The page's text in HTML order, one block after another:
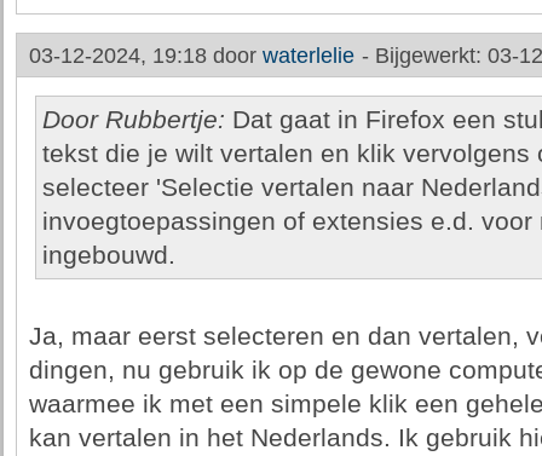
03-12-2024, 19:18 door waterlelie - Bijgewerkt: 03-
Door Rubbertje: Dat gaat in Firefox een
tekst die je wilt vertalen en klik vervolgens
selecteer 'Selectie vertalen naar
invoegtoepassingen of extensies e.d.
ingebouwd.
Ja, maar eerst selecteren en dan vertalen,
dingen, nu gebruik ik op de gewone
waarmee ik met een simpele klik een
kan vertalen in het Nederlands. Ik gebruik